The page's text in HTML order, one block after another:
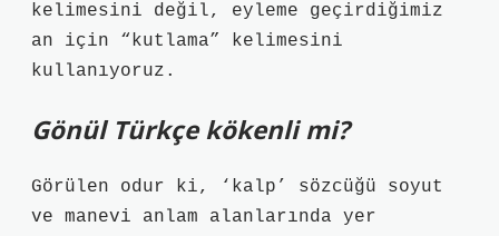
kelimesini değil, eyleme geçirdiğimiz
an için “kutlama” kelimesini
kullanıyoruz.
Gönül Türkçe kökenli mi?
Görülen odur ki, ‘kalp’ sözcüğü soyut
ve manevi anlam alanlarında yer